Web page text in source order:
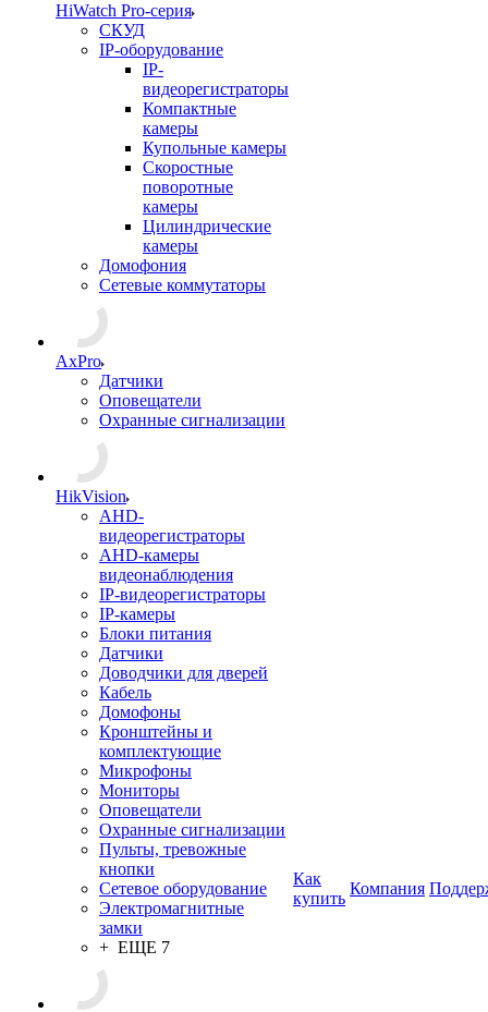
HiWatch Pro-серия
CКУД
IP-оборудование
IP-
видеорегистраторы
Компактные
камеры
Купольные камеры
Скоростные
поворотные
камеры
Цилиндрические
камеры
Домофония
Сетевые коммутаторы
AxPro
Датчики
Оповещатели
Охранные сигнализации
HikVision
AHD-
видеорегистраторы
AHD-камеры
видеонаблюдения
IP-видеорегистраторы
IP-камеры
Блоки питания
Датчики
Доводчики для дверей
Кабель
Домофоны
Кронштейны и
комплектующие
Микрофоны
Мониторы
Оповещатели
Охранные сигнализации
Пульты, тревожные
кнопки
Сетевое оборудование
Электромагнитные
замки
+ ЕЩЕ 7
Как
купить
Компания